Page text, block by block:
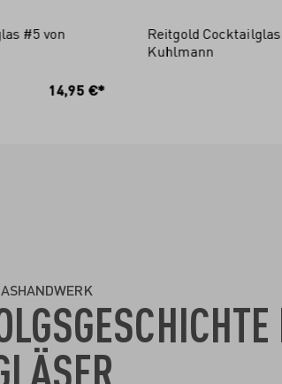
#5 von
14,95 €*
Reitgold
Kuhlmann